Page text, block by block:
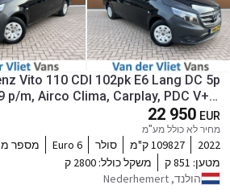
Vito 110 CDI 102pk E6 Lang DC 5p
m, Airco Clima, Carplay, PDC V+A,
Onderhoudshistorie aanwezig
22 950 EUR
מחיר לא כולל מע"מ
2022 109827 ק"מ סולר Euro 6 מספר
מטען: 851 ק משקל כולל: 2800 ק
הולנד, Nederhemert